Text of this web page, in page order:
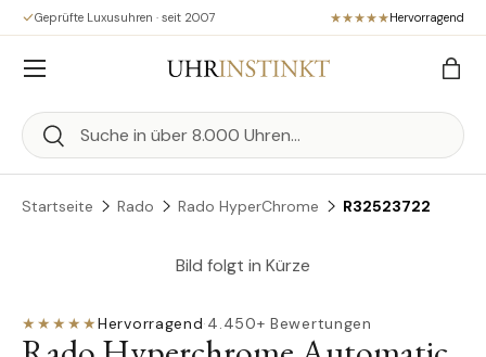
Direkt zum Inhalt
Geprüfte Luxusuhren · seit 2007 Hervorragend
Suchen
Suchen
Menü
Startseite Rado Rado HyperChrome R32523722
Bild folgt in Kürze
★★★★★Hervorragend·4.450+ Bewertungen